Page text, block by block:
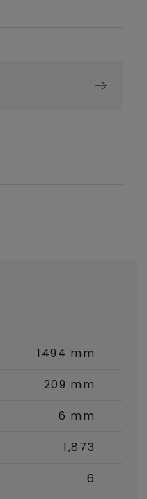
1494 mm
209 mm
6 mm
1,873
6